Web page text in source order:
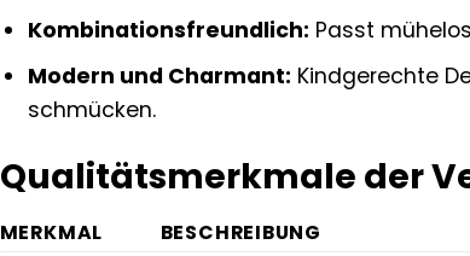
Kombinationsfreundlich: Passt
Modern und Charmant: Kindgerechte
schmücken.
Qualitätsmerkmale der
MERKMAL
BESCHREIBUNG